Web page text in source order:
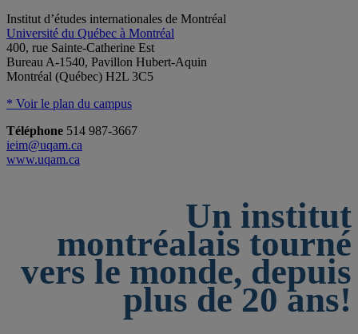
Institut d’études internationales de Montréal
Université du Québec à Montréal
400, rue Sainte-Catherine Est
Bureau A-1540, Pavillon Hubert-Aquin
Montréal (Québec) H2L 3C5
* Voir le plan du campus
Téléphone 514 987-3667
ieim@uqam.ca
www.uqam.ca
Un institut
montréalais tourné
vers le monde, depuis
plus de 20 ans!